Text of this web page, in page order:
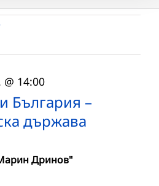
България –
държава
@ 14:00
Дринов"